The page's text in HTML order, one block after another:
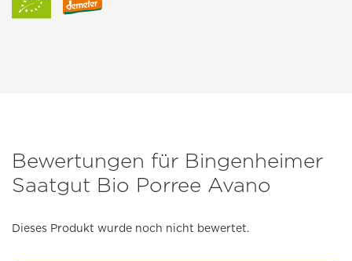
Bewertungen für Bingenheimer
Saatgut Bio Porree Avano
Dieses Produkt wurde noch nicht bewertet.